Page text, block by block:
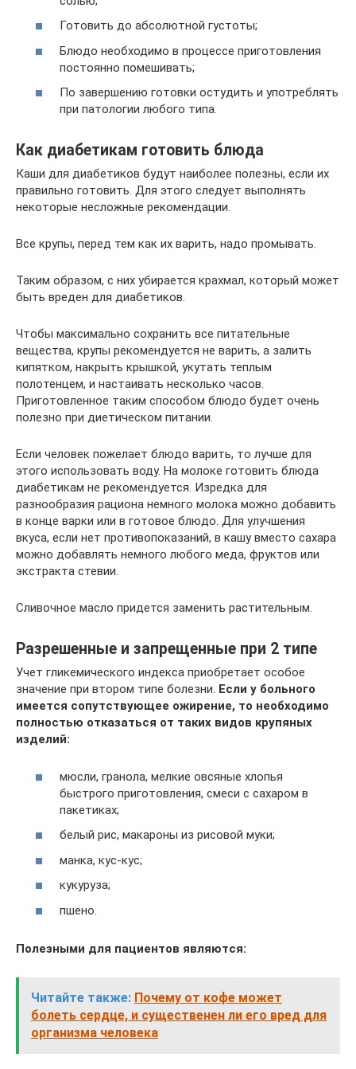
Готовить до абсолютной густоты;
Блюдо необходимо в процессе приготовления
постоянно помешивать;
По завершению готовки остудить и употреблять
при патологии любого типа.
Как диабетикам готовить блюда
Каши для диабетиков будут наиболее полезны, если их
правильно готовить. Для этого следует выполнять
некоторые несложные рекомендации.
Все крупы, перед тем как их варить, надо промывать.
Таким образом, с них убирается крахмал, который может
быть вреден для диабетиков.
Чтобы максимально сохранить все питательные
вещества, крупы рекомендуется не варить, а залить
кипятком, накрыть крышкой, укутать теплым
полотенцем, и настаивать несколько часов.
Приготовленное таким способом блюдо будет очень
полезно при диетическом питании.
Если человек пожелает блюдо варить, то лучше для
этого использовать воду. На молоке готовить блюда
диабетикам не рекомендуется. Изредка для
разнообразия рациона немного молока можно добавить
в конце варки или в готовое блюдо. Для улучшения
вкуса, если нет противопоказаний, в кашу вместо сахара
можно добавлять немного любого меда, фруктов или
экстракта стевии.
Сливочное масло придется заменить растительным.
Разрешенные и запрещенные при 2 типе
Учет гликемического индекса приобретает особое
значение при втором типе болезни. Если у больного
имеется сопутствующее ожирение, то необходимо
полностью отказаться от таких видов крупяных
изделий:
мюсли, гранола, мелкие овсяные хлопья
быстрого приготовления, смеси с сахаром в
пакетиках;
белый рис, макароны из рисовой муки;
манка, кус-кус;
кукуруза;
пшено.
Полезными для пациентов являются:
Читайте также: Почему от кофе может
болеть сердце, и существенен ли его вред для
организма человека